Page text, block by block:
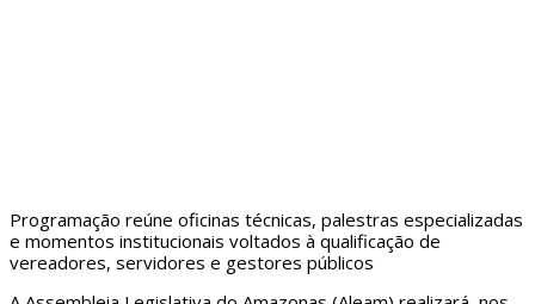
Programação reúne oficinas técnicas, palestras especializadas
e momentos institucionais voltados à qualificação de
vereadores, servidores e gestores públicos